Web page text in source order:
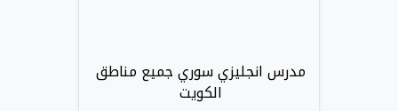
مدرس انجليزي سوري جميع مناطق
الكويت